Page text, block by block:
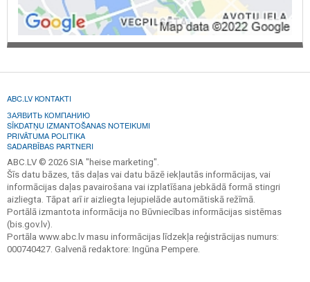
ABC.LV KONTAKTI
ЗАЯВИТЬ КОМПАНИЮ
SĪKDATŅU IZMANTOŠANAS NOTEIKUMI
PRIVĀTUMA POLITIKA
SADARBĪBAS PARTNERI
ABC.LV © 2026 SIA "heise marketing".
Šīs datu bāzes, tās daļas vai datu bāzē iekļautās informācijas, vai
informācijas daļas pavairošana vai izplatīšana jebkādā formā stingri
aizliegta. Tāpat arī ir aizliegta lejupielāde automātiskā režīmā.
Portālā izmantota informācija no Būvniecības informācijas sistēmas
(bis.gov.lv).
Portāla www.abc.lv masu informācijas līdzekļa reģistrācijas numurs:
000740427. Galvenā redaktore: Ingūna Pempere.